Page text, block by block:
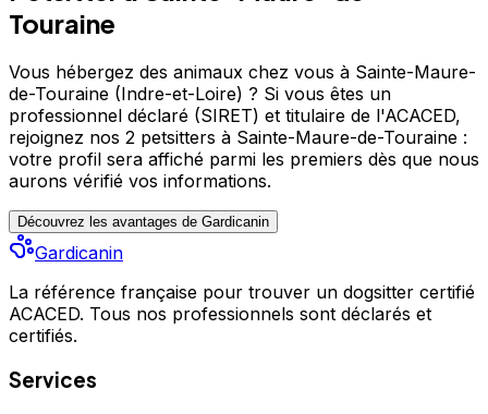
Touraine
Vous hébergez des animaux chez vous à Sainte-Maure-
de-Touraine (Indre-et-Loire) ? Si vous êtes un
professionnel déclaré (SIRET) et titulaire de l'ACACED,
rejoignez nos 2 petsitters à Sainte-Maure-de-Touraine :
votre profil sera affiché parmi les premiers dès que nous
aurons vérifié vos informations.
Découvrez les avantages de Gardicanin
Gardicanin
La référence française pour trouver un dogsitter certifié
ACACED. Tous nos professionnels sont déclarés et
certifiés.
Services